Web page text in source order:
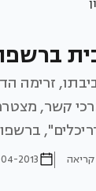
זרימה
קשר,
2013